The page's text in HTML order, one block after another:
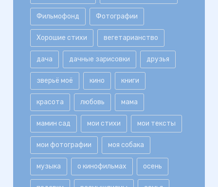
Фильмофонд Фотографии
Хорошие стихи вегетарианство
дача дачные зарисовки друзья
зверьё моё кино книги
красота любовь мама
мамин сад мои стихи мои тексты
мои фотографии моя собака
музыка о кинофильмах осень